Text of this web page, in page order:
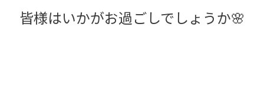
皆様はいかがお過ごしでしょうか🌸